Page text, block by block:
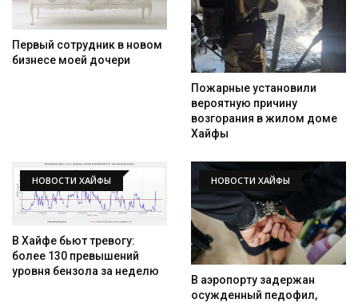
Искать
Первый сотрудник в новом
бизнесе моей дочери
Пожарные установили
вероятную причину
возгорания в жилом доме
Хайфы
НОВОСТИ ХАЙФЫ
В Хайфе бьют тревогу:
более 130 превышений
уровня бензола за неделю
НОВОСТИ ХАЙФЫ
В аэропорту задержан
осужденный педофил,